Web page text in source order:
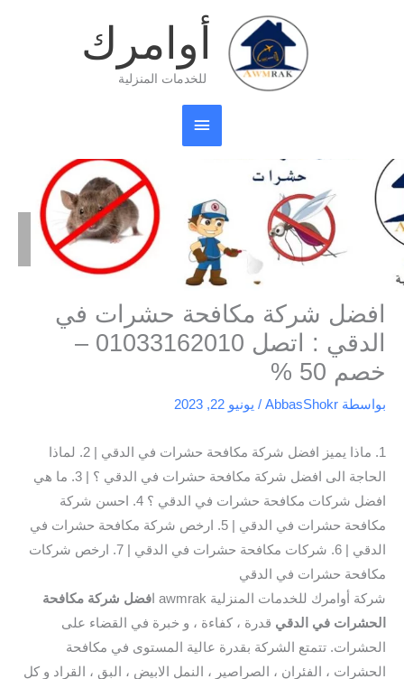
أوامرك
للخدمات المنزلية
القائمة
الرئيسية
الرئيسية
شركة مكافحة
افضل شركة مكافحة حشرات في الدقي : اتصل 01033162010 –
افضل شركة مكافحة حشرات في
الدقي : اتصل 01033162010 –
خصم 50 %
بواسطة AbbasShokr
/ يونيو 22, 2023
1. ماذا يميز افضل شركة مكافحة حشرات في الدقي | 2. لماذا
الحاجة الى افضل شركة مكافحة حشرات في الدقي ؟ | 3. ما هي
افضل شركات مكافحة حشرات في الدقي ؟ 4. احسن شركة
مكافحة حشرات في الدقي | 5. ارخص شركة مكافحة حشرات في
الدقي | 6. شركات مكافحة حشرات في الدقي | 7. ارخص شركات
مكافحة حشرات في الدقي
شركة أوامرك للخدمات المنزلية awmrak ا
فضل شركة مكافحة
الحشرات في الدقي قدرة ، كفاءة ، و خبرة في القضاء على
الحشرات. تتمتع الشركة بقدرة عالية المستوى في مكافحة
الحشرات ، الفئران ، الصراصير ، النمل الابيض ، البق ، القراد و كل